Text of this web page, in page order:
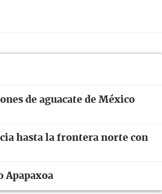
de aguacate de México
hasta la frontera norte con
Apapaxoa